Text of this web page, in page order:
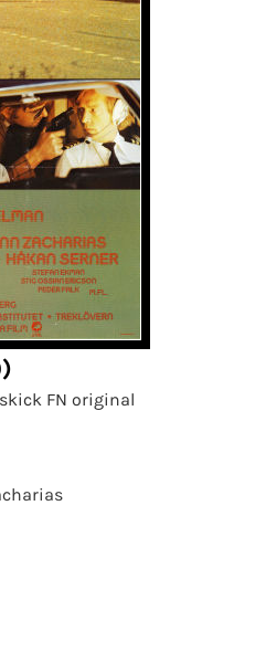
FN original